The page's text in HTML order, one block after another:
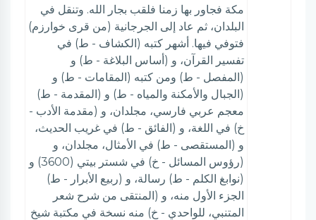
مكة فجاور بها زمنا فلقب بجار الله. وتنقل في
البلدان، ثم عاد إلى الجرجانية (من قرى خوارزم)
فتوفي فيها. أشهر كتبه (الكشاف - ط) في
تفسير القرآن، و (أساس البلاغة - ط) و
(المفصل - ط) ومن كتبه (المقامات - ط) و
(الجبال والأمكنة والمياه - ط) و (المقدمة - ط)
معجم عربي فارسي، مجلدان، و (مقدمة الأدب -
خ) في اللغة، و (الفائق - ط) في غريب الحديث،
و (المستقصى - ط) في الأمثال، مجلدان، و
(رؤوس المسائل - خ) في شستر بيتي (3600) و
(نوابغ الكلم - ط) رسالة، و (ربيع الأبرار - ط)
الجزء الأول منه، و (المنتقى من شرح شعر
المتنبي، للواحدي - خ) منه نسخة في مكتبة شيخ